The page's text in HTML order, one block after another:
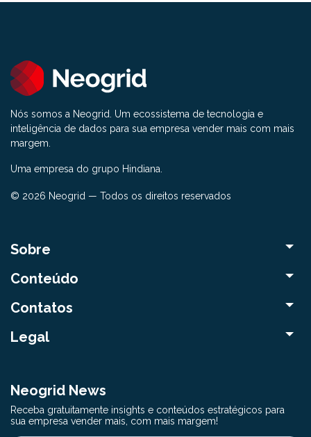
Nós somos a Neogrid. Um ecossistema de tecnologia e
inteligência de dados para sua empresa vender mais com mais
margem.
Uma empresa do grupo Hindiana.
© 2026 Neogrid — Todos os direitos reservados
Sobre
Conteúdo
Contatos
Legal
Neogrid News